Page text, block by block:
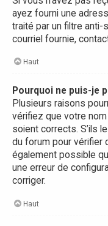
ayez fourni une
traité par un filtre anti-
courriel fournie,
Haut
Pourquoi ne puis-je
Plusieurs raisons
vérifiez que votre
soient corrects. S’ils
du forum pour vérifier
également possible
une erreur de
corriger.
Haut